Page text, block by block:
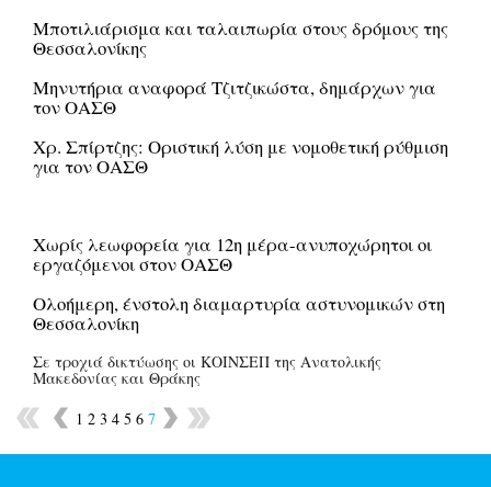
Μποτιλιάρισμα και ταλαιπωρία στους δρόμους της
Θεσσαλονίκης
Μηνυτήρια αναφορά Τζιτζικώστα, δημάρχων για
τον ΟΑΣΘ
Χρ. Σπίρτζης: Οριστική λύση με νομοθετική ρύθμιση
για τον ΟΑΣΘ
Χωρίς λεωφορεία για 12η μέρα-ανυποχώρητοι οι
εργαζόμενοι στον ΟΑΣΘ
Ολοήμερη, ένστολη διαμαρτυρία αστυνομικών στη
Θεσσαλονίκη
Σε τροχιά δικτύωσης οι ΚΟΙΝΣΕΠ της Ανατολικής
Μακεδονίας και Θράκης
1 2 3 4 5 6 7